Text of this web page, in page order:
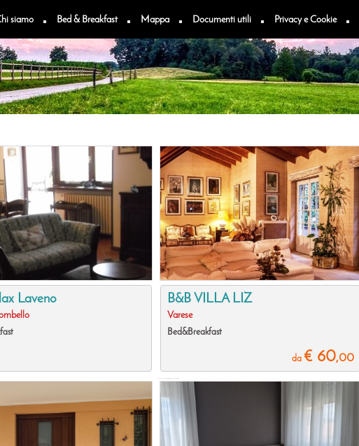
siamo Bed & Breakfast Mappa Documenti utili Privacy e Cookie
Laveno B&B VILLA LIZ
Varese
Bed&Breakfast
da € 60,00